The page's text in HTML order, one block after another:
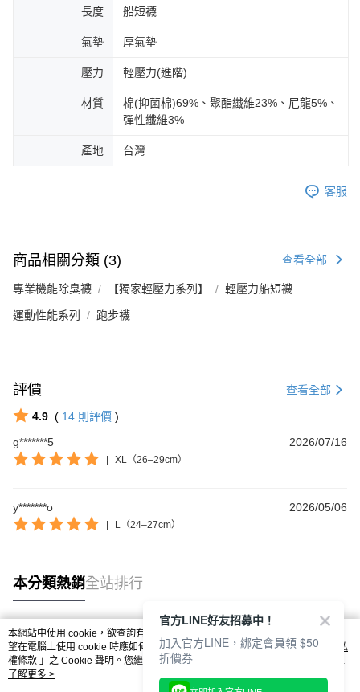
長度 船短襪
氣墊 厚氣墊
壓力 輕壓力(進階)
材質
棉(抑菌棉)69%、聚酯纖維23%、尼龍5%、
彈性纖維3%
產地 台灣
客服
商品相關分類 (3) 查看全部
專業機能除臭襪 【獨家輕壓力系列】 輕壓力船短襪
運動性能系列 跑步襪
評價 查看全部
4.9 ( 14 則評價 )
g*******5
2026/07/16
XL（26–29cm）
y*******o 2026/05/06
L（24–27cm）
本分類熱銷全站排行
熱門標籤
本網站中使用 cookie，欲查詢有關本網站使用 cookie 方式之詳情，及若您不希
望在電腦上使用 cookie 時應如何變更電腦的 cookie 設定，請參閱本網站「
隱私
權條款 」之 Cookie 聲明。您繼續使用本網站即表示您同意本公司得按本網站使
用條款之 Cookie 聲明使用 cookie。
了解更多 >
官方LINE好友招募中！
加入官方LINE，綁定會員領 $50
折價券